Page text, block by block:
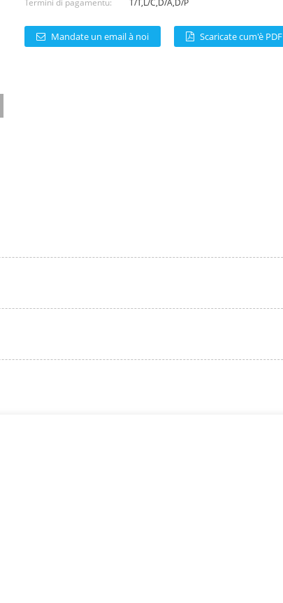
Termini di pagamentu:
T/T,L/C,D/A,D/P
Mandate un email à noi Scaricate cum'è PDF